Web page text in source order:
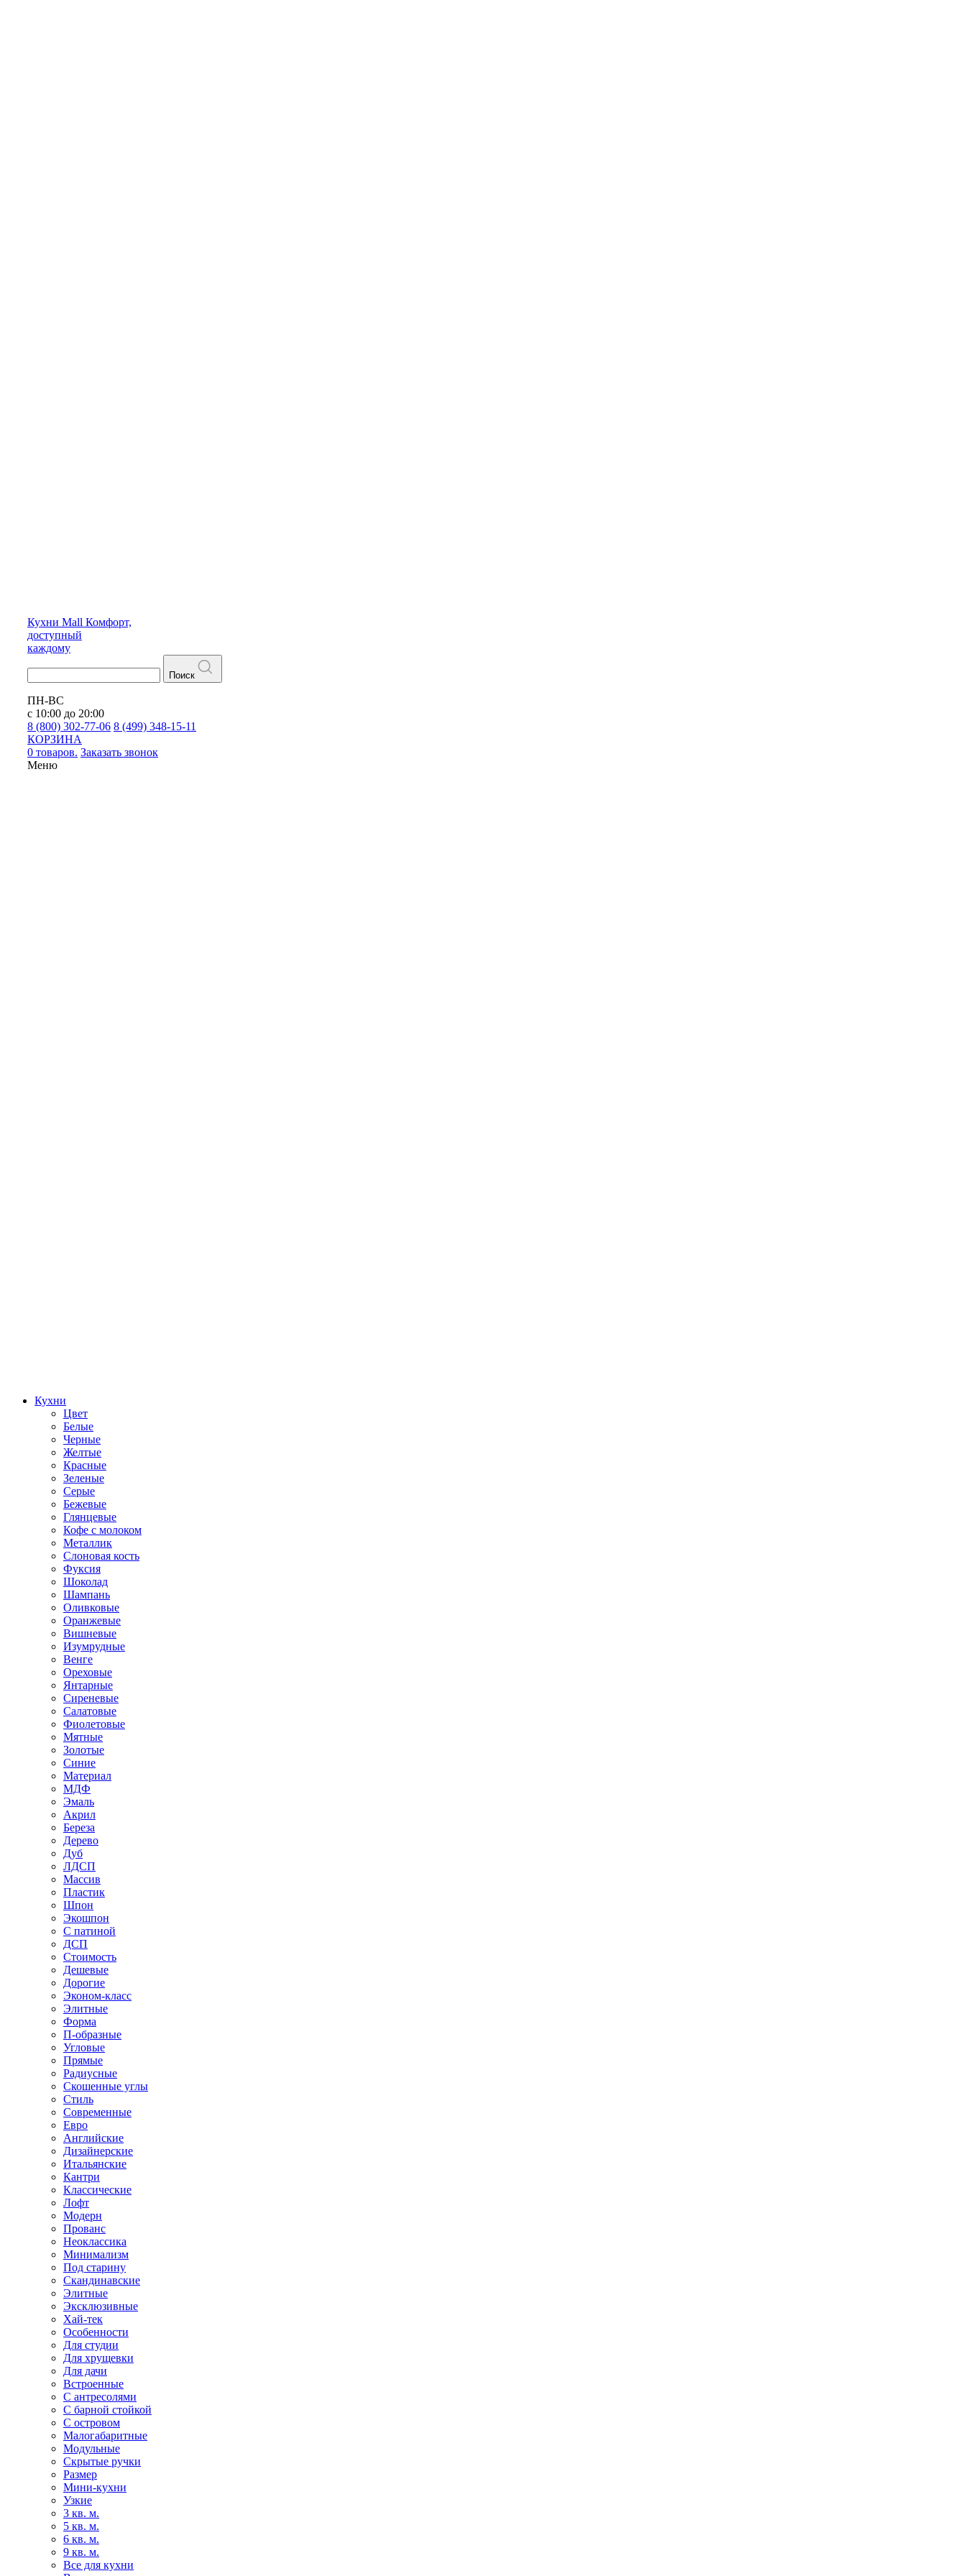
Кухни Mall Комфорт,
доступный
каждому
Поиск
ПН-ВС
с 10:00 до 20:00
8 (800) 302-77-06 8 (499) 348-15-11
КОРЗИНА
0 товаров. Заказать звонок
Меню
Кухни
Цвет
Белые
Черные
Желтые
Красные
Зеленые
Серые
Бежевые
Глянцевые
Кофе с молоком
Металлик
Слоновая кость
Фуксия
Шоколад
Шампань
Оливковые
Оранжевые
Вишневые
Изумрудные
Венге
Ореховые
Янтарные
Сиреневые
Салатовые
Фиолетовые
Мятные
Золотые
Синие
Материал
МДФ
Эмаль
Акрил
Береза
Дерево
Дуб
ЛДСП
Массив
Пластик
Шпон
Экошпон
С патиной
ДСП
Стоимость
Дешевые
Дорогие
Эконом-класс
Элитные
Форма
П-образные
Угловые
Прямые
Радиусные
Скошенные углы
Стиль
Современные
Евро
Английские
Дизайнерские
Итальянские
Кантри
Классические
Лофт
Модерн
Прованс
Неоклассика
Минимализм
Под старину
Скандинавские
Элитные
Эксклюзивные
Хай-тек
Особенности
Для студии
Для хрущевки
Для дачи
Встроенные
С антресолями
С барной стойкой
С островом
Малогабаритные
Модульные
Скрытые ручки
Размер
Мини-кухни
Узкие
3 кв. м.
5 кв. м.
6 кв. м.
9 кв. м.
Все для кухни